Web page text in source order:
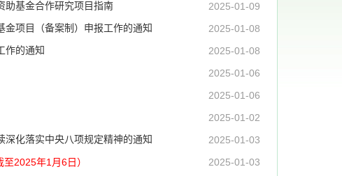
2025-01-09
助基金合作研究项目指南
2025-01-08
金项目（备案制）申报工作的通知
2025-01-08
作的通知
2025-01-06
2025-01-06
2025-01-02
2025-01-03
深化落实中央八项规定精神的通知
2025-01-03
至2025年1月6日）